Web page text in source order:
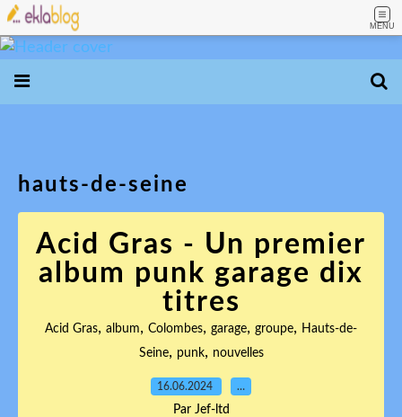
MENU
hauts-de-seine
Acid Gras - Un premier
album punk garage dix
titres
Acid Gras, album, Colombes, garage, groupe, Hauts-de-
Seine, punk, nouvelles
16.06.2024 …
Par Jef-ltd